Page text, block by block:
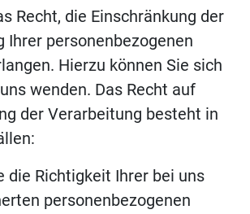
Recht, die Einschränkung der
Ihrer personenbezogenen
Hierzu können Sie sich
wenden. Das Recht auf
der Verarbeitung besteht in
die Richtigkeit Ihrer bei uns
personenbezogenen